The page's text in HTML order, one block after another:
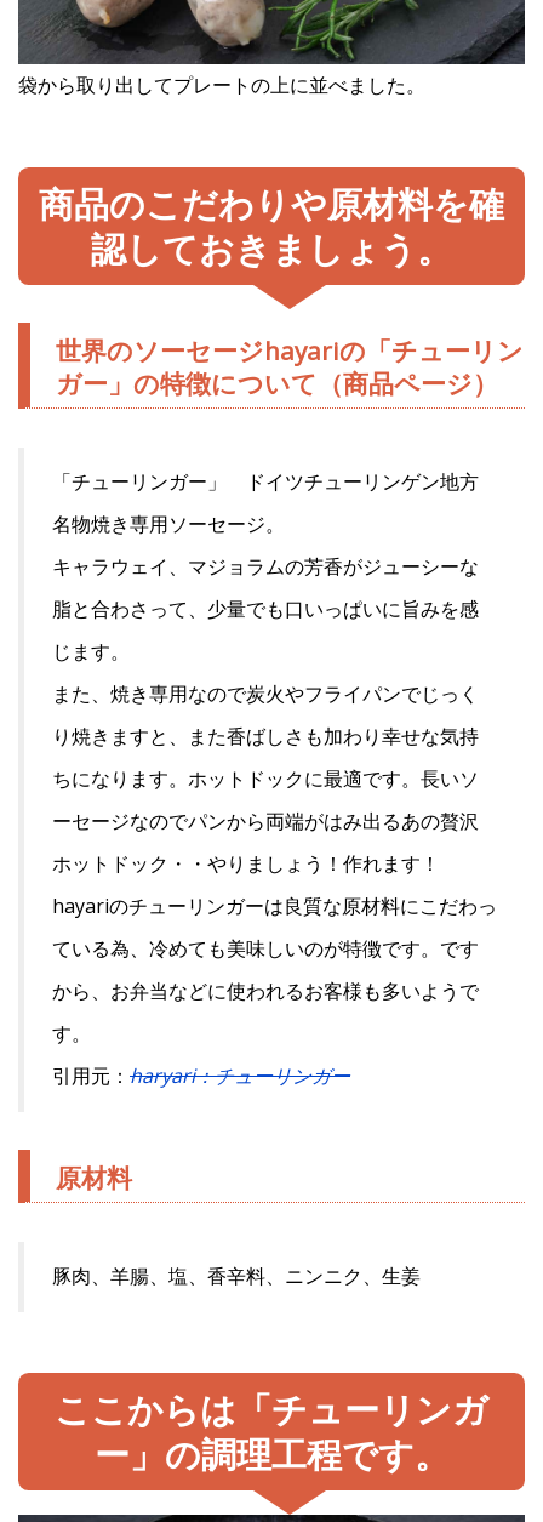
袋から取り出してプレートの上に並べました。
商品のこだわりや原材料を確
認しておきましょう。
世界のソーセージhayariの「チューリン
ガー」の特徴について（商品ページ）
「チューリンガー」 ドイツチューリンゲン地方
名物焼き専用ソーセージ。
キャラウェイ、マジョラムの芳香がジューシーな
脂と合わさって、少量でも口いっぱいに旨みを感
じます。
また、焼き専用なので炭火やフライパンでじっく
り焼きますと、また香ばしさも加わり幸せな気持
ちになります。ホットドックに最適です。長いソ
ーセージなのでパンから両端がはみ出るあの贅沢
ホットドック・・やりましょう！作れます！
hayariのチューリンガーは良質な原材料にこだわっ
ている為、冷めても美味しいのが特徴です。です
から、お弁当などに使われるお客様も多いようで
す。
引用元： haryari：チューリンガー
原材料
豚肉、羊腸、塩、香辛料、ニンニク、生姜
ここからは「チューリンガ
ー」の調理工程です。